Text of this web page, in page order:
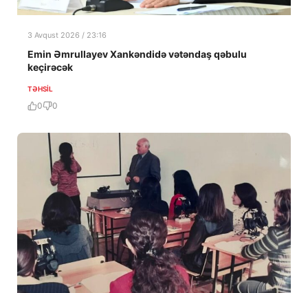
3 Avqust 2026 / 23:16
Emin Əmrullayev Xankəndidə vətəndaş qəbulu
keçirəcək
TƏHSIL
0 0